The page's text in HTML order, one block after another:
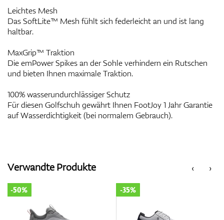
Leichtes Mesh
Das SoftLite™ Mesh fühlt sich federleicht an und ist lang
haltbar.
MaxGrip™ Traktion
Die emPower Spikes an der Sohle verhindern ein Rutschen
und bieten Ihnen maximale Traktion.
100% wasserundurchlässiger Schutz
Für diesen Golfschuh gewährt Ihnen FootJoy 1 Jahr Garantie
auf Wasserdichtigkeit (bei normalem Gebrauch).
‹
Verwandte Produkte ›
-50% -35%